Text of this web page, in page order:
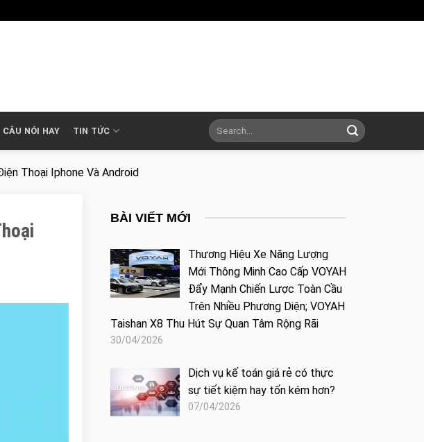
CÂU NÓI HAY TIN TỨC
Thoại Iphone Và Android
BÀI VIẾT MỚI
Thương Hiệu Xe Năng Lượng
Mới Thông Minh Cao Cấp VOYAH
Đẩy Mạnh Chiến Lược Toàn Cầu
Trên Nhiều Phương Diện; VOYAH
Taishan X8 Thu Hút Sự Quan Tâm Rộng Rãi
30/04/2026
Dịch vụ kế toán giá rẻ có thực
sự tiết kiệm hay tốn kém hơn?
07/04/2026